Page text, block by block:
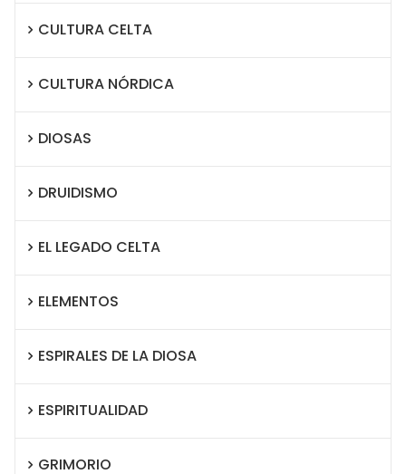
CULTURA CELTA
CULTURA NÓRDICA
DIOSAS
DRUIDISMO
EL LEGADO CELTA
ELEMENTOS
ESPIRALES DE LA DIOSA
ESPIRITUALIDAD
GRIMORIO